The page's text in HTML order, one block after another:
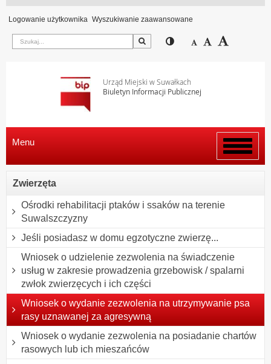
Logowanie użytkownika Wyszukiwanie zaawansowane
Szukaj Przełącz pomiędzy
Zmniejsz
Domyślny
Urząd Miejski w Suwałkach
Biuletyn Informacji Publicznej
Włącz
menu
Menu
Zwierzęta
Ośrodki rehabilitacji ptaków i ssaków na terenie
Suwalszczyzny
Jeśli posiadasz w domu egzotyczne zwierzę...
Wniosek o udzielenie zezwolenia na świadczenie
usług w zakresie prowadzenia grzebowisk / spalarni
zwłok zwierzęcych i ich części
Wniosek o wydanie zezwolenia na utrzymywanie psa
rasy uznawanej za agresywną
Wniosek o wydanie zezwolenia na posiadanie chartów
rasowych lub ich mieszańców